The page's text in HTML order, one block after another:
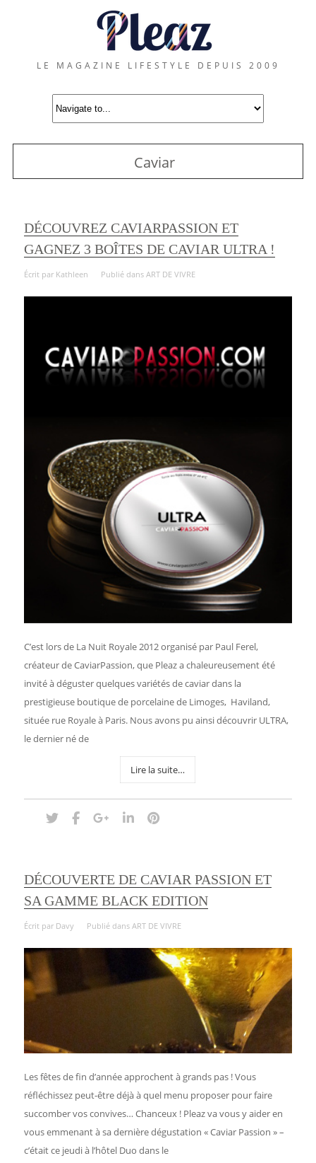
LE MAGAZINE LIFESTYLE DEPUIS 2009
Caviar
DÉCOUVREZ CAVIARPASSION ET
GAGNEZ 3 BOÎTES DE CAVIAR ULTRA !
Écrit par Kathleen Publié dans ART DE VIVRE
C’est lors de La Nuit Royale 2012 organisé par Paul Ferel,
créateur de CaviarPassion, que Pleaz a chaleureusement été
invité à déguster quelques variétés de caviar dans la
prestigieuse boutique de porcelaine de Limoges, Haviland,
située rue Royale à Paris. Nous avons pu ainsi découvrir ULTRA,
le dernier né de
Lire la suite…
DÉCOUVERTE DE CAVIAR PASSION ET
SA GAMME BLACK EDITION
Écrit par Davy Publié dans ART DE VIVRE
Les fêtes de fin d’année approchent à grands pas ! Vous
réfléchissez peut-être déjà à quel menu proposer pour faire
succomber vos convives… Chanceux ! Pleaz va vous y aider en
vous emmenant à sa dernière dégustation « Caviar Passion » –
c’était ce jeudi à l’hôtel Duo dans le